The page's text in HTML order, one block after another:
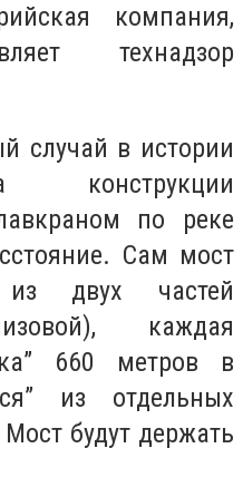
компания,
технадзор
случай в истории
конструкции
по реке
Сам мост
из двух частей
каждая
660 метров в
из отдельных
будут держать